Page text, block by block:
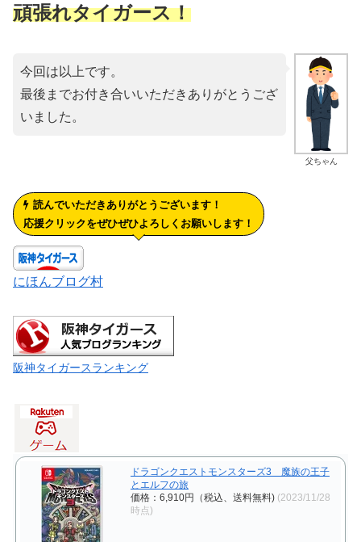
頑張れタイガース！
父ちゃん
今回は以上です。
最後までお付き合いいただきありがとうござ
いました。
読んでいただきありがとうございます！
応援クリックをぜひぜひよろしくお願いします！
にほんブログ村
阪神タイガースランキング
ドラゴンクエストモンスターズ3 魔族の王子
とエルフの旅
価格：6,910円（税込、送料無料) (2023/11/28
時点)